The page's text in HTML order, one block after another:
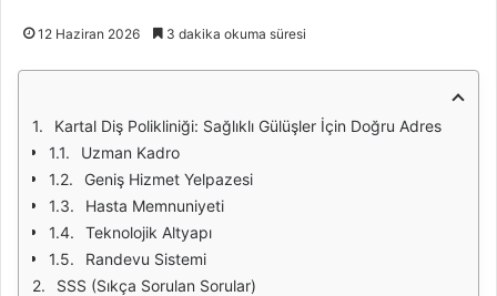
12 Haziran 2026 3 dakika okuma süresi
Kartal Diş Polikliniği: Sağlıklı Gülüşler İçin Doğru Adres
Uzman Kadro
Geniş Hizmet Yelpazesi
Hasta Memnuniyeti
Teknolojik Altyapı
Randevu Sistemi
SSS (Sıkça Sorulan Sorular)